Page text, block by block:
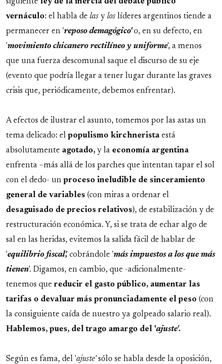
siguiente ley de la inercia del debate público
vernáculo: el habla de las y los líderes argentinos tiende a
permanecer en 'reposo demagógico'o, en su defecto, en
'movimiento chicanero rectilíneo y uniforme', a menos
que una fuerza descomunal saque el discurso de su eje
(evento que podría llegar a tener lugar durante las graves
crisis que, periódicamente, debemos enfrentar).
A efectos de ilustrar el asunto, tomemos por las astas un
tema delicado: el populismo kirchnerista está
absolutamente agotado, y la economía argentina
enfrenta –más allá de los parches que intentan tapar el sol
con el dedo- un proceso ineludible de sinceramiento
general de variables (con miras a ordenar el
desaguisado de precios relativos), de estabilización y de
restructuración económica. Y, si se trata de echar algo de
sal en las heridas, evitemos la salida fácil de hablar de
'equilibrio fiscal', cobrándole 'más impuestos a los que más
tienen'. Digamos, en cambio, que -adicionalmente-
tenemos que reducir el gasto público, aumentar las
tarifas o devaluar más pronunciadamente el peso (con
la consiguiente caída de nuestro ya golpeado salario real).
Hablemos, pues, del trago amargo del 'ajuste'.
Según es fama, del 'ajuste'sólo se habla desde la oposición,